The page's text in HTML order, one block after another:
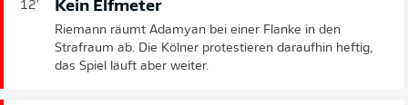
12' Kein Elfmeter
Riemann räumt Adamyan bei einer Flanke in den
Strafraum ab. Die Kölner protestieren daraufhin heftig,
das Spiel läuft aber weiter.